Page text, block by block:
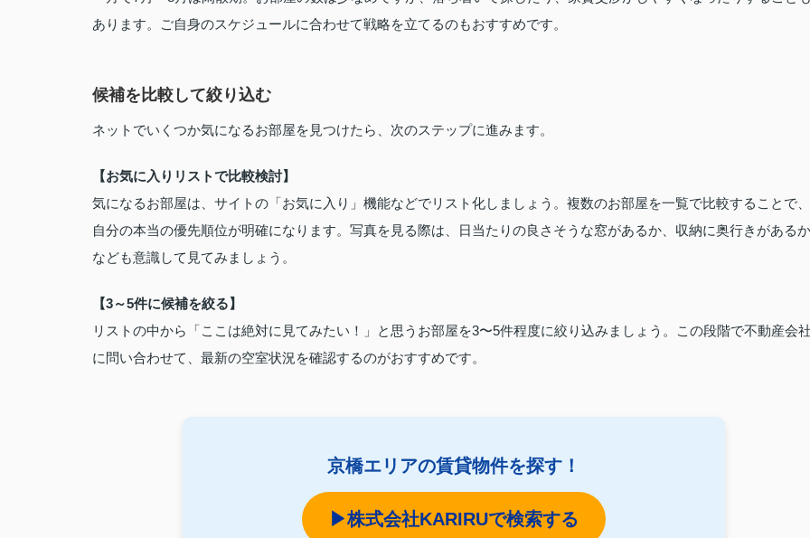
あります。ご自身のスケジュールに合わせて戦略を立てるのもおすすめです。
候補を比較して絞り込む
ネットでいくつか気になるお部屋を見つけたら、次のステップに進みます。
【お気に入りリストで比較検討】
気になるお部屋は、サイトの「お気に入り」機能などでリスト化しましょう。複数のお部屋を一覧で比較することで、
自分の本当の優先順位が明確になります。写真を見る際は、日当たりの良さそうな窓があるか、収納に奥行きがあるか
なども意識して見てみましょう。
【3～5件に候補を絞る】
リストの中から「ここは絶対に見てみたい！」と思うお部屋を3〜5件程度に絞り込みましょう。この段階で不動産会
に問い合わせて、最新の空室状況を確認するのがおすすめです。
京橋エリアの賃貸物件を探す！
▶株式会社KARIRUで検索する